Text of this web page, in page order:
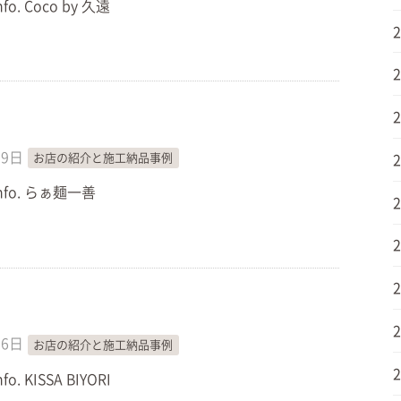
Coco by 久遠
日 お店の紹介と施工納品事例
らぁ麺一善
日 お店の紹介と施工納品事例
KISSA BIYORI